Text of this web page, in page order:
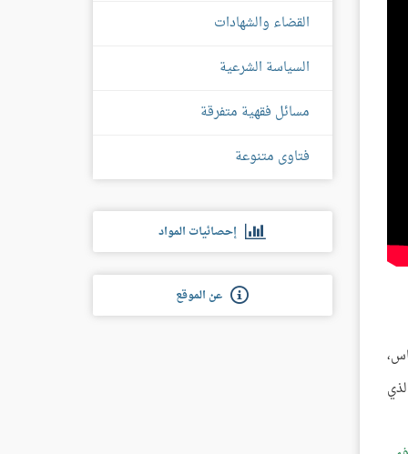
القضاء والشهادات
السياسة الشرعية
مسائل فقهية متفرقة
فتاوى متنوعة
إحصائيات المواد
عن الموقع